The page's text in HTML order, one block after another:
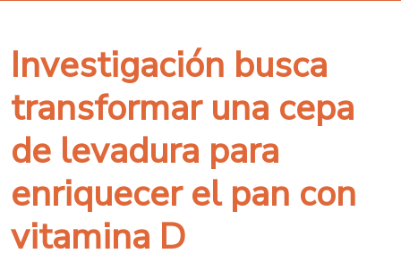
Investigación busca
transformar una cepa
de levadura para
enriquecer el pan con
vitamina D